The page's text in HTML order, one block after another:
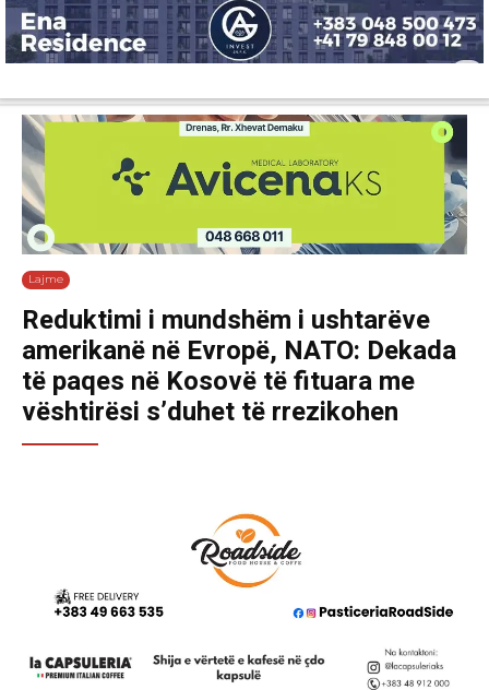
Lajme
Reduktimi i mundshëm i ushtarëve
amerikanë në Evropë, NATO: Dekada
të paqes në Kosovë të fituara me
vështirësi s’duhet të rrezikohen